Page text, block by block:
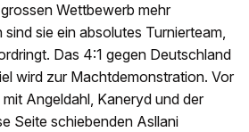
Wettbewerb mehr
sie ein absolutes Turnierteam,
Das 4:1 gegen Deutschland
wird zur Machtdemonstration. Vor
Angeldahl, Kaneryd und der
Seite schiebenden Asllani